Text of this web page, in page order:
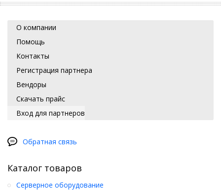
О компании
Помощь
Контакты
Регистрация партнера
Вендоры
Скачать прайс
Вход для партнеров
Обратная связь
Каталог товаров
Серверное оборудование